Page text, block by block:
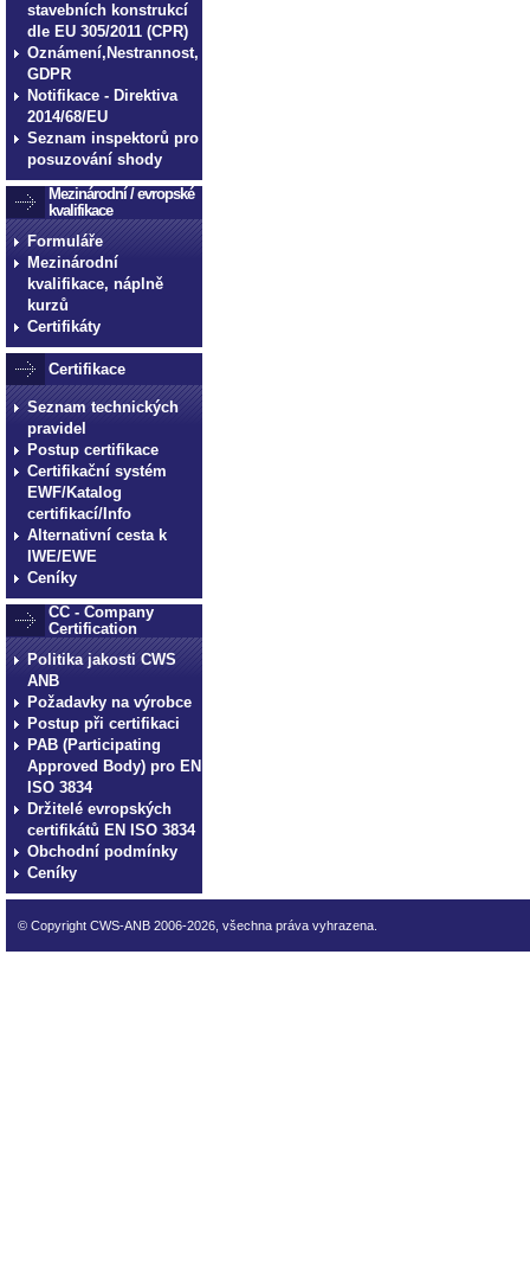
stavebních konstrukcí
dle EU 305/2011 (CPR)
Oznámení,Nestrannost,
GDPR
Notifikace - Direktiva
2014/68/EU
Seznam inspektorů pro
posuzování shody
Mezinárodní / evropské
kvalifikace
Formuláře
Mezinárodní
kvalifikace, náplně
kurzů
Certifikáty
Certifikace
Seznam technických
pravidel
Postup certifikace
Certifikační systém
EWF/Katalog
certifikací/Info
Alternativní cesta k
IWE/EWE
Ceníky
CC - Company
Certification
Politika jakosti CWS
ANB
Požadavky na výrobce
Postup při certifikaci
PAB (Participating
Approved Body) pro EN
ISO 3834
Držitelé evropských
certifikátů EN ISO 3834
Obchodní podmínky
Ceníky
© Copyright CWS-ANB 2006-2026, všechna práva vyhrazena.